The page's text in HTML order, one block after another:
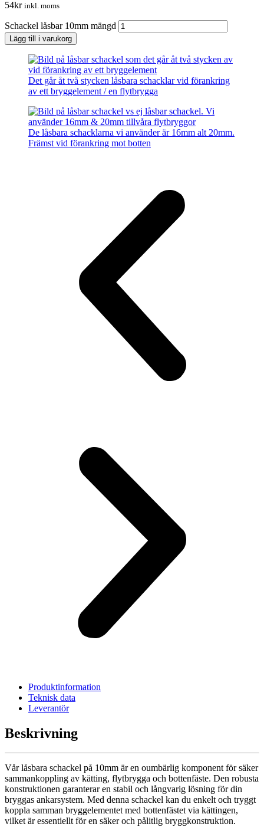
54kr inkl. moms
Schackel låsbar 10mm mängd
Lägg till i varukorg
Det går åt två stycken låsbara schacklar vid förankring
av ett bryggelement / en flytbrygga
De låsbara schacklarna vi använder är 16mm alt 20mm.
Främst vid förankring mot botten
Produktinformation
Teknisk data
Leverantör
Beskrivning
Vår låsbara schackel på 10mm är en oumbärlig komponent för säker
sammankoppling av kätting, flytbrygga och bottenfäste. Den robusta
konstruktionen garanterar en stabil och långvarig lösning för din
bryggas ankarsystem. Med denna schackel kan du enkelt och tryggt
koppla samman bryggelementet med bottenfästet via kättingen,
vilket är essentiellt för en säker och pålitlig bryggkonstruktion.